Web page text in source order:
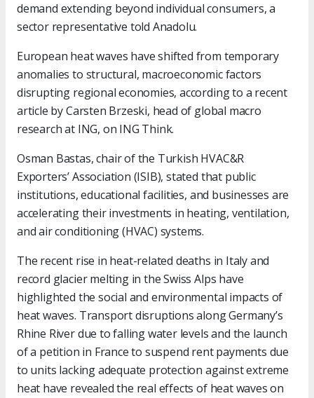
demand extending beyond individual consumers, a
sector representative told Anadolu.
European heat waves have shifted from temporary
anomalies to structural, macroeconomic factors
disrupting regional economies, according to a recent
article by Carsten Brzeski, head of global macro
research at ING, on ING Think.
Osman Bastas, chair of the Turkish HVAC&R
Exporters’ Association (ISIB), stated that public
institutions, educational facilities, and businesses are
accelerating their investments in heating, ventilation,
and air conditioning (HVAC) systems.
The recent rise in heat-related deaths in Italy and
record glacier melting in the Swiss Alps have
highlighted the social and environmental impacts of
heat waves. Transport disruptions along Germany’s
Rhine River due to falling water levels and the launch
of a petition in France to suspend rent payments due
to units lacking adequate protection against extreme
heat have revealed the real effects of heat waves on